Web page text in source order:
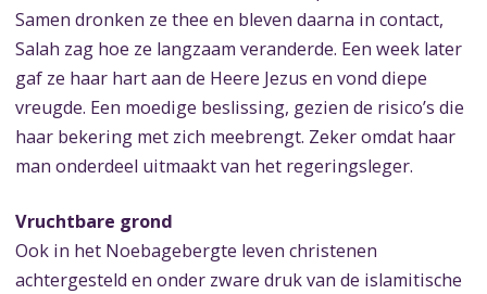
Samen dronken ze thee en bleven daarna in contact,
Salah zag hoe ze langzaam veranderde. Een week later
gaf ze haar hart aan de Heere Jezus en vond diepe
vreugde. Een moedige beslissing, gezien de risico’s die
haar bekering met zich meebrengt. Zeker omdat haar
man onderdeel uitmaakt van het regeringsleger.
Vruchtbare grond
Ook in het Noebagebergte leven christenen
achtergesteld en onder zware druk van de islamitische